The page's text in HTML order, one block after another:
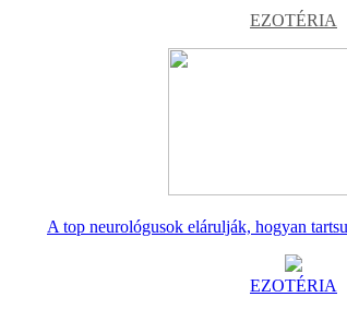
EZOTÉRIA
A top neurológusok elárulják, hogyan
EZOTÉRIA